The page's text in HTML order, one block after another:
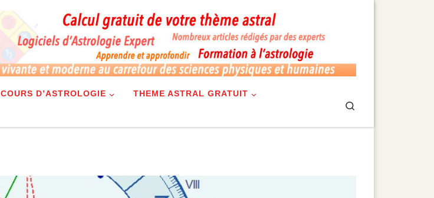
COURS D’ASTROLOGIE THEME ASTRAL GRATUIT